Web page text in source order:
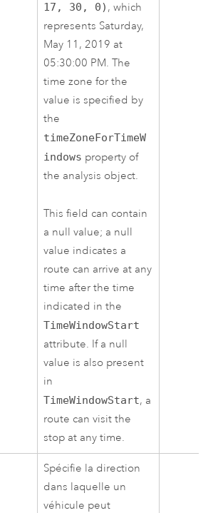
17, 30, 0) , which
represents Saturday,
May 11, 2019 at
05:30:00 PM. The
time zone for the
value is specified by
the
timeZoneForTimeW
indows property of
the analysis object.
This field can contain
a null value; a null
value indicates a
route can arrive at any
time after the time
indicated in the
TimeWindowStart
attribute. If a null
value is also present
in
TimeWindowStart, a
route can visit the
stop at any time.
Spécifie la direction
dans laquelle un
véhicule peut